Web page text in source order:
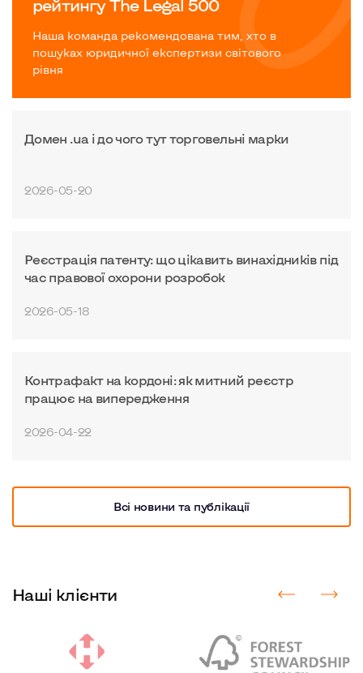
рейтингу The Legal 500
Наша команда рекомендована тим, хто в
пошуках юридичної експертизи світового
рівня
Домен .ua і до чого тут торговельні марки
2026-05-20
Реєстрація патенту: що цікавить винахідників під
час правової охорони розробок
2026-05-18
Контрафакт на кордоні: як митний реєстр
працює на випередження
2026-04-22
Всi новини та публiкацiї
Наші клієнти